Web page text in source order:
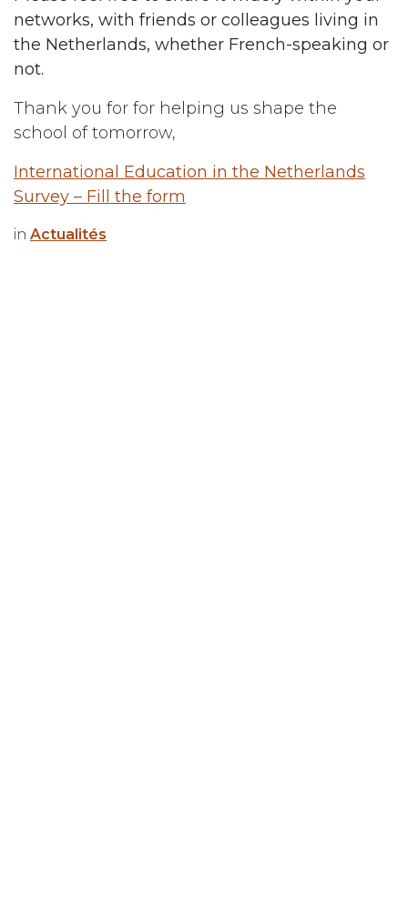
networks, with friends or colleagues living in
the Netherlands, whether French-speaking or
not.
Thank you for for helping us shape the
school of tomorrow,
International Education in the Netherlands
Survey – Fill the form
in Actualités